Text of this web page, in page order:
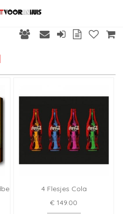
4 Flesjes Cola
€ 149.00